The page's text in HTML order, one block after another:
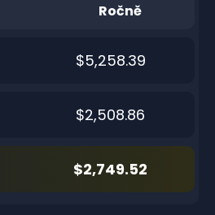
Ročně
$5,258.39
$2,508.86
$2,749.52